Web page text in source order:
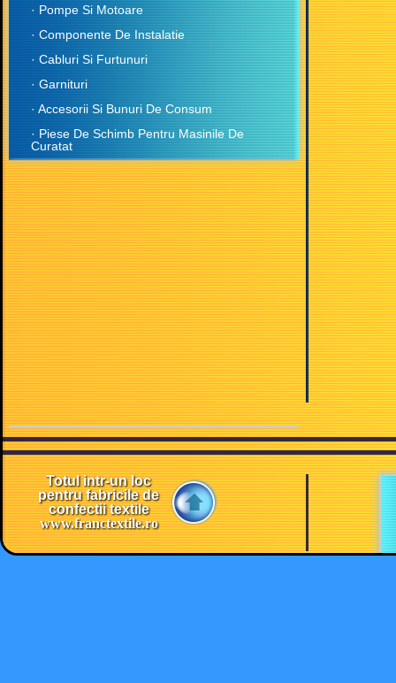
· Pompe Si Motoare
· Componente De Instalatie
· Cabluri Si Furtunuri
· Garnituri
· Accesorii Si Bunuri De Consum
· Piese De Schimb Pentru Masinile De
Curatat
Totul intr-un loc
pentru fabricile de
confectii textile
www.franctextile.ro